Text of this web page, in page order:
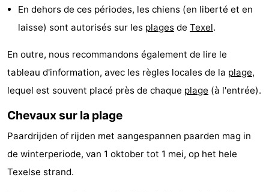
points
vue
nuit
Appartements
Bosch
en
Zee
-
De
Vlijt
-
Hoeve
Holland
-
Land
-
En dehors de ces périodes, les chiens (en liberté et en
laisse) sont autorisés sur les plages de Texel.
En outre, nous recommandons également de lire le
tableau d'information, avec les règles locales de la plage,
lequel est souvent placé près de chaque plage (à l'entrée).
Chevaux sur la plage
Paardrijden of rijden met aangespannen paarden mag in
de winterperiode, van 1 oktober tot 1 mei, op het hele
Texelse strand.